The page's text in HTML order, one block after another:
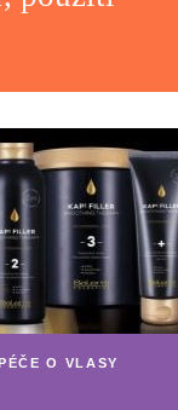
O VLASY